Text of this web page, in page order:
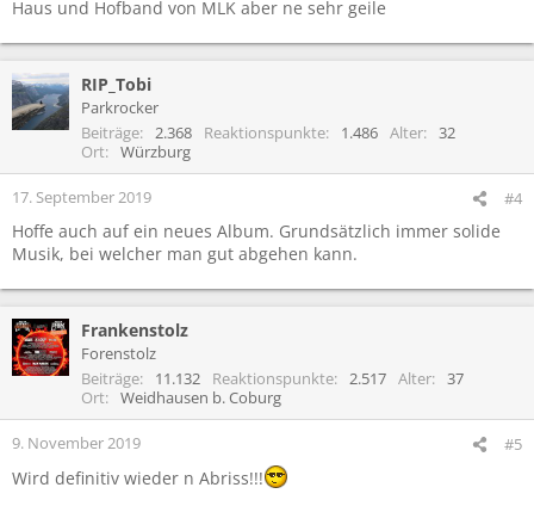
Haus und Hofband von MLK aber ne sehr geile
RIP_Tobi
Parkrocker
Beiträge
2.368 Reaktionspunkte 1.486 Alter
32
Ort
Würzburg
17. September 2019 #4
Hoffe auch auf ein neues Album. Grundsätzlich immer solide
Musik, bei welcher man gut abgehen kann.
Frankenstolz
Forenstolz
Beiträge
11.132 Reaktionspunkte 2.517 Alter
37
Ort
Weidhausen b. Coburg
9. November 2019 #5
Wird definitiv wieder n Abriss!!!